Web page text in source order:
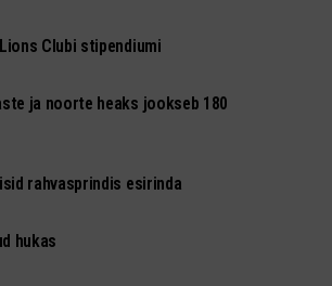
Clubi stipendiumi
ja noorte heaks jookseb 180
rahvasprindis esirinda
hukas